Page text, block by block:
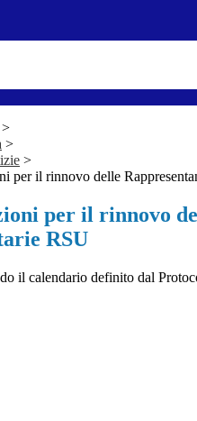
>
>
>
per il rinnovo delle
per il rinnovo
RSU
il calendario definito dal